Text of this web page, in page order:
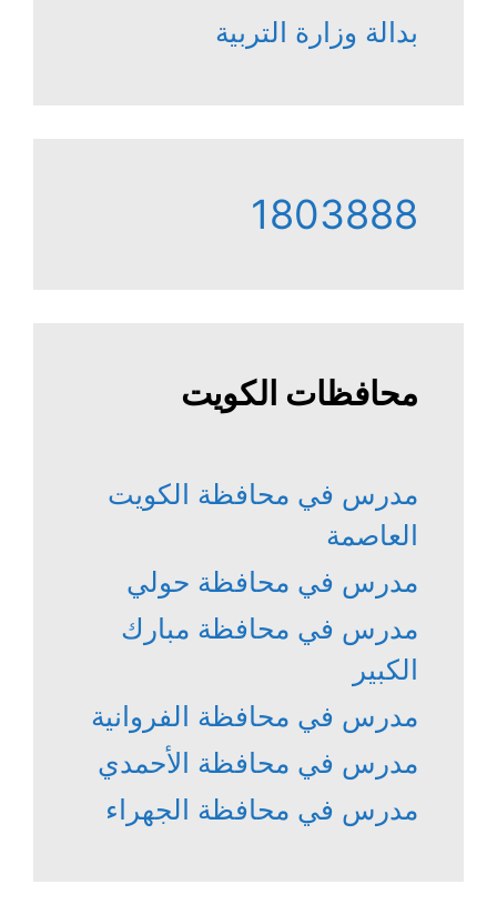
بدالة وزارة التربية
1803888
محافظات الكويت
مدرس في محافظة الكويت
العاصمة
مدرس في محافظة حولي
مدرس في محافظة مبارك
الكبير
مدرس في محافظة الفروانية
مدرس في محافظة الأحمدي
مدرس في محافظة الجهراء